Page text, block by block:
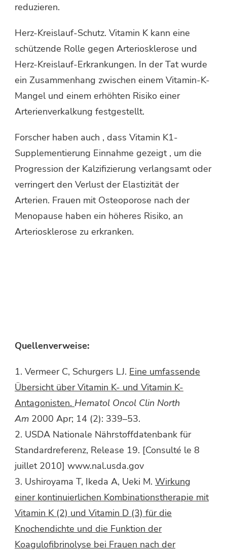
reduzieren.
Herz-Kreislauf-Schutz. Vitamin K kann eine
schützende Rolle gegen Arteriosklerose und
Herz-Kreislauf-Erkrankungen. In der Tat wurde
ein Zusammenhang zwischen einem Vitamin-K-
Mangel und einem erhöhten Risiko einer
Arterienverkalkung festgestellt.
Forscher haben auch , dass Vitamin K1-
Supplementierung Einnahme gezeigt , um die
Progression der Kalzifizierung verlangsamt oder
verringert den Verlust der Elastizität der
Arterien. Frauen mit Osteoporose nach der
Menopause haben ein höheres Risiko, an
Arteriosklerose zu erkranken.
Quellenverweise:
1. Vermeer C, Schurgers LJ. Eine umfassende
Übersicht über Vitamin K- und Vitamin K-
Antagonisten. Hematol Oncol Clin North
Am 2000 Apr; 14 (2): 339–53.
2. USDA Nationale Nährstoffdatenbank für
Standardreferenz, Release 19. [Consulté le 8
juillet 2010] www.nal.usda.gov
3. Ushiroyama T, Ikeda A, Ueki M. Wirkung
einer kontinuierlichen Kombinationstherapie mit
Vitamin K (2) und Vitamin D (3) für die
Knochendichte und die Funktion der
Koagulofibrinolyse bei Frauen nach der